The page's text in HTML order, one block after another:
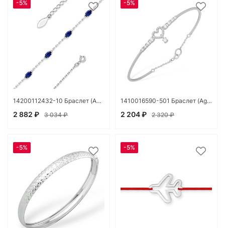
-5%
14200112432-10 Браслет (Ag 925)
2 882 ₽ 3 034 ₽
-5%
1410016590-501 Браслет (Ag 925)
2 204 ₽ 2 320 ₽
-5% -5%